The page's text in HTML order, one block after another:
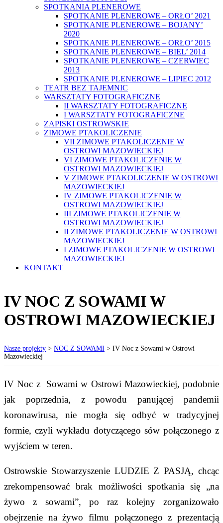
SPOTKANIA PLENEROWE
SPOTKANIE PLENEROWE – ORŁO’ 2021
SPOTKANIE PLENEROWE – BOJANY’
2020
SPOTKANIE PLENEROWE – ORŁO’ 2015
SPOTKANIE PLENEROWE – BIEL’ 2014
SPOTKANIE PLENEROWE – CZERWIEC
2013
SPOTKANIE PLENEROWE – LIPIEC 2012
TEATR BEZ TAJEMNIC
WARSZTATY FOTOGRAFICZNE
II WARSZTATY FOTOGRAFICZNE
I WARSZTATY FOTOGRAFICZNE
ZAPISKI OSTROWSKIE
ZIMOWE PTAKOLICZENIE
VII ZIMOWE PTAKOLICZENIE W
OSTROWI MAZOWIECKIEJ
VI ZIMOWE PTAKOLICZENIE W
OSTROWI MAZOWIECKIEJ
V ZIMOWE PTAKOLICZENIE W OSTROWI
MAZOWIECKIEJ
IV ZIMOWE PTAKOLICZENIE W
OSTROWI MAZOWIECKIEJ
III ZIMOWE PTAKOLICZENIE W
OSTROWI MAZOWIECKIEJ
II ZIMOWE PTAKOLICZENIE W OSTROWI
MAZOWIECKIEJ
I ZIMOWE PTAKOLICZENIE W OSTROWI
MAZOWIECKIEJ
KONTAKT
IV NOC Z SOWAMI W
OSTROWI MAZOWIECKIEJ
Nasze projekty > NOC Z SOWAMI > IV Noc z Sowami w Ostrowi
Mazowieckiej
IV Noc z Sowami w Ostrowi Mazowieckiej, podobnie
jak poprzednia, z powodu panującej pandemii
koronawirusa, nie mogła się odbyć w tradycyjnej
formie, czyli wykładu dotyczącego sów połączonego z
wyjściem w teren.
Ostrowskie Stowarzyszenie LUDZIE Z PASJĄ, chcąc
zrekompensować brak możliwości spotkania się „na
żywo z sowami”, po raz kolejny zorganizowało
obejrzenie na żywo filmu połączonego z prezentacją